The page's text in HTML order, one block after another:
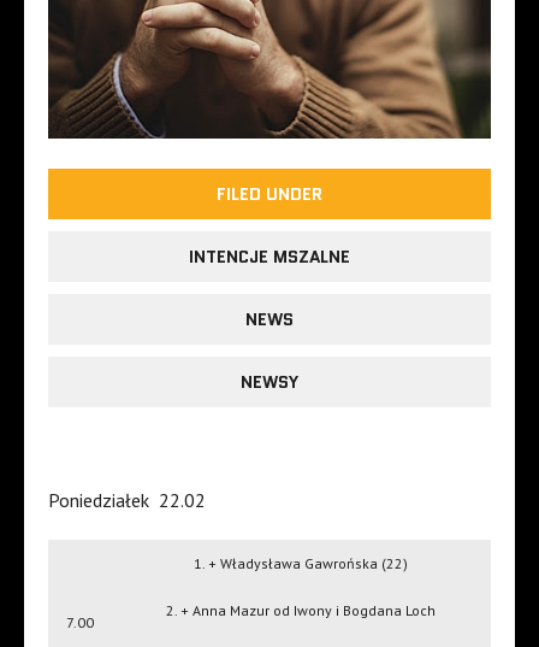
FILED UNDER
INTENCJE MSZALNE
NEWS
NEWSY
Poniedziałek 22.02
7.00
1. + Władysława Gawrońska (22)
2. + Anna Mazur od Iwony i Bogdana Loch